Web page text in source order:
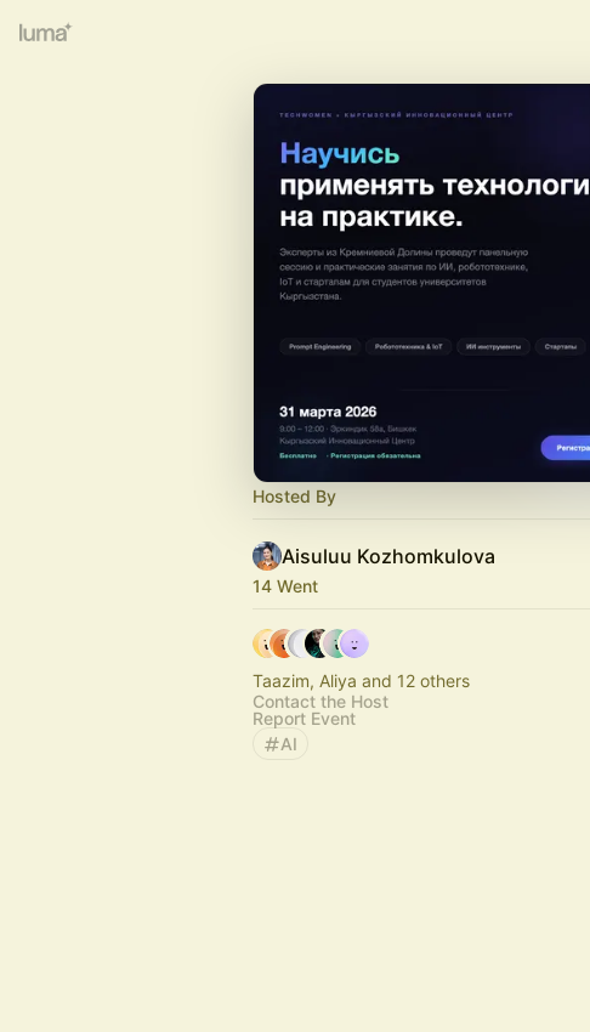
Hosted By
Aisuluu Kozhomkulova
14 Went
Taazim, Aliya and 12 others
Contact the Host
Report Event
AI